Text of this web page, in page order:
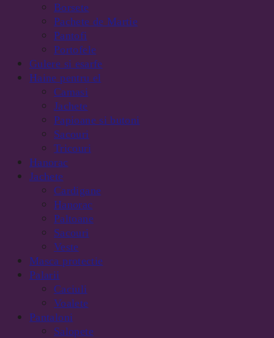
Borsete
Pachete de Martie
Pantofi
Portofele
Gulere si esarfe
Haine pentru el
Camasi
Jachete
Papioane si butoni
Sacouri
Tricouri
Hanorac
Jachete
Cardigane
Hanorac
Paltoane
Sacouri
Veste
Masca protectie
Palarii
Caciuli
Voalete
Pantaloni
Salopete